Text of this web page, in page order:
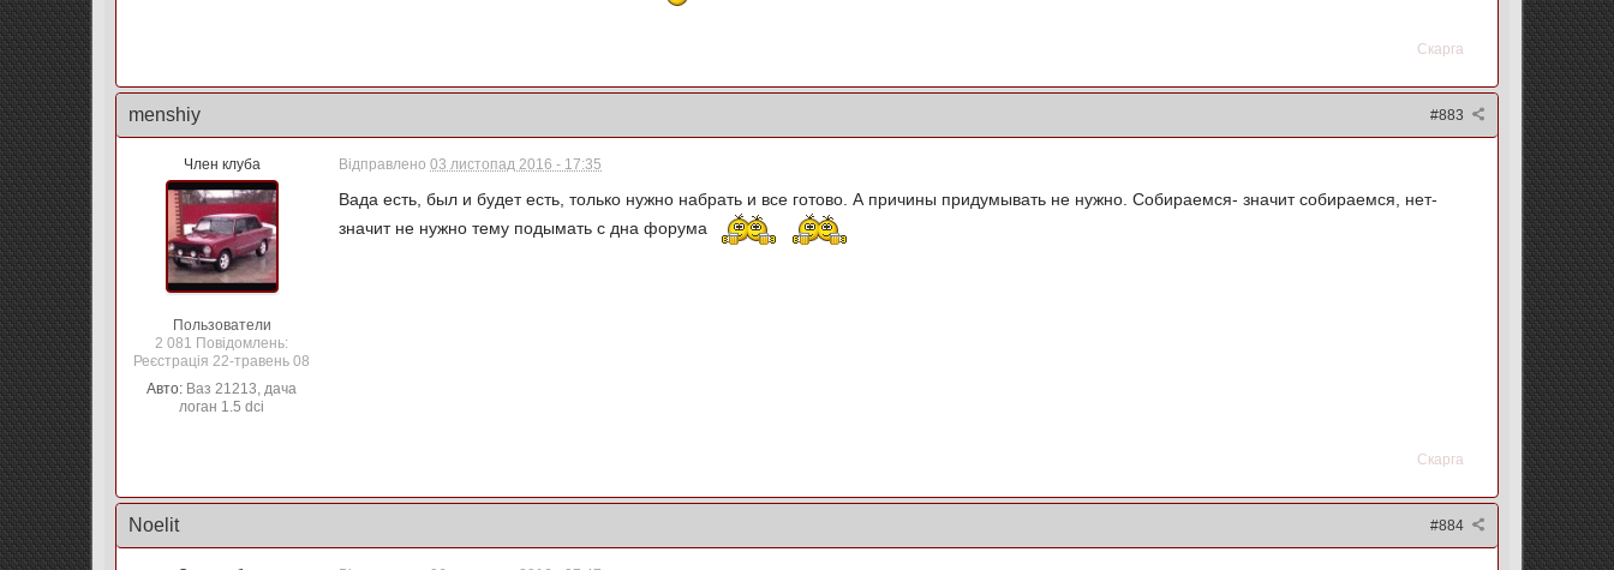
Скарга
#883
menshiy
Член клуба
Пользователи
2 081 Повідомлень:
Реєстрація 22-травень 08
Авто: Ваз 21213, дача
логан 1.5 dci
Відправлено03 листопад 2016 - 17:35
Вада есть, был и будет есть, только нужно набрать и все готово. А причины придумывать не нужно. Собираемся- значит собираемся, нет-
значит не нужно тему подымать с дна форума
Скарга
#884
Noelit